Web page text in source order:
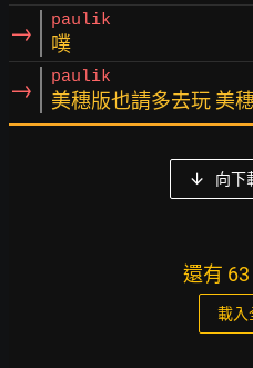
→ paulik
噗
→ paulik
美穗版也請多去玩 美
向下
還有
載入